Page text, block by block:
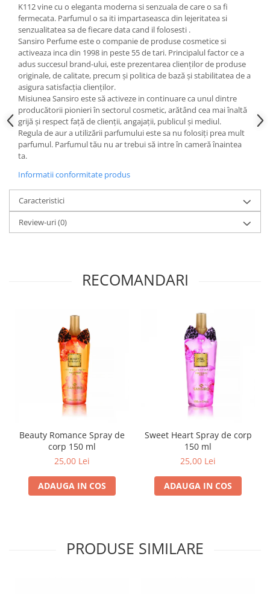
K112 vine cu o eleganta moderna si senzuala de care o sa fi
fermecata. Parfumul o sa iti impartaseasca din lejeritatea si
senzualitatea sa de fiecare data cand il folosesti .
Sansiro Perfume este o companie de produse cosmetice si
activeaza inca din 1998 in peste 55 de tari. Principalul factor ce a
adus succesul brand-ului, este prezentarea clienților de produse
originale, de calitate, precum și politica de bază și stabilitatea de a
asigura satisfacția clienților.
Misiunea Sansiro este să activeze in continuare ca unul dintre
producătorii pionieri în sectorul cosmetic, arătând cea mai înaltă
grijă și respect față de clienții, angajații, publicul și mediul.
Regula de aur a utilizării parfumului este sa nu folosiți prea mult
parfumul. Parfumul tău nu ar trebui să intre în cameră înaintea
ta.
Informatii conformitate produs
Caracteristici
Review-uri(0)
RECOMANDARI
Beauty Romance Spray de
corp 150 ml
25,00 Lei
ADAUGA IN COS
Sweet Heart Spray de corp
150 ml
25,00 Lei
ADAUGA IN COS
PRODUSE SIMILARE